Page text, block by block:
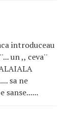
introduceau
un ,, ceva''
sa ne
sanse......